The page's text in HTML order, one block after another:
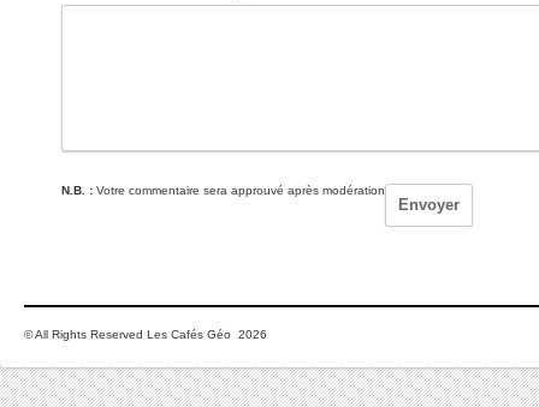
N.B. : Votre commentaire sera approuvé après modération
© All Rights Reserved Les Cafés Géo 2026